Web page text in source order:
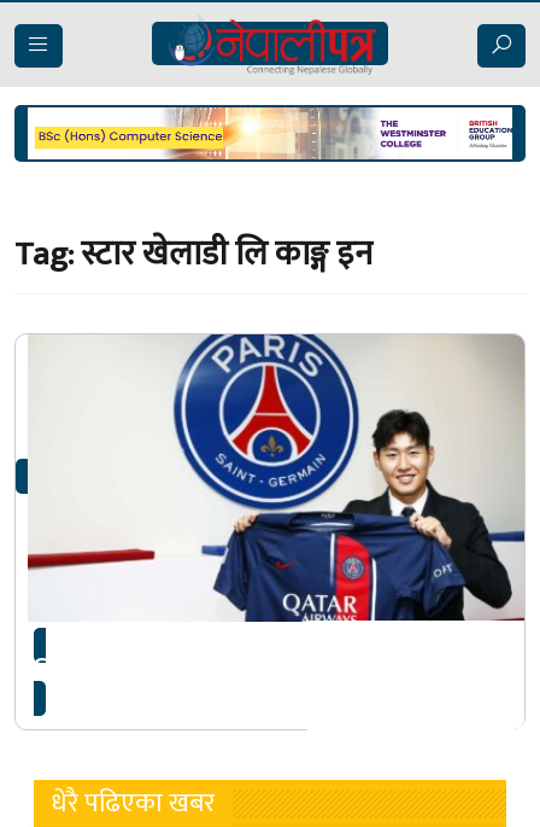
Tag:स्टार खेलाडी लि काङ्ग इन
लि काङ्ग इन पिएसजीमा अनुबन्ध
धेरै पढिएका खबर